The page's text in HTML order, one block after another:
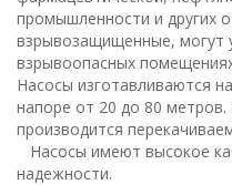
промышленности и других
взрывозащищенные, могут
взрывоопасных
Насосы изготавливаются
напоре от 20 до 80
производится
Насосы имеют высокое
надежности.